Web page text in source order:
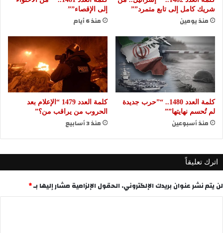
شريك كامل إلى تابع متمرد””
منذ يومين
إلى الإقصاء””
منذ 6 أيام
كلمة العدد 1480.. “”حرب جديدة
لم تُحسم نهايتها””
منذ أسبوعين
كلمة العدد 1479 “الإعلام بعد
الحروب من يراقب من؟”
منذ 3 أسابيع
اترك تعليقاً
لن يتم نشر عنوان بريدك الإلكتروني. الحقول الإلزامية مشار إليها بـ*